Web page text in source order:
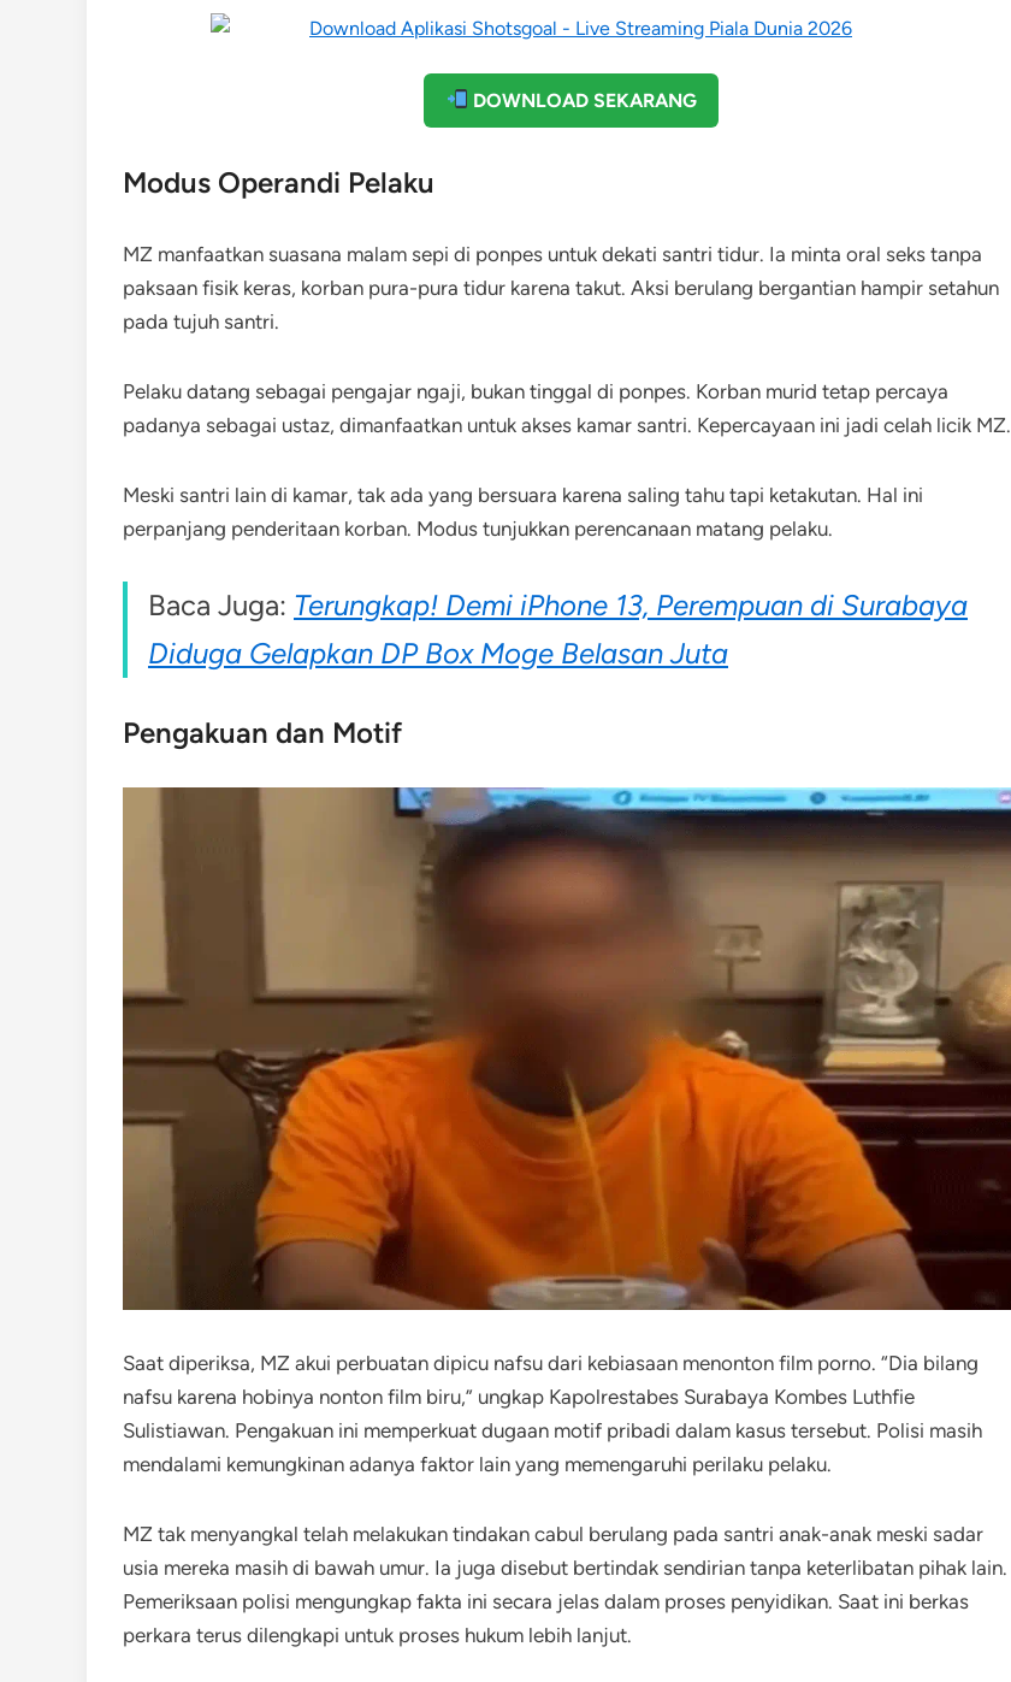
DOWNLOAD SEKARANG
Modus Operandi Pelaku
MZ manfaatkan suasana malam sepi di ponpes untuk dekati santri tidur. Ia minta oral seks tanpa
paksaan fisik keras, korban pura-pura tidur karena takut. Aksi berulang bergantian hampir setahun
pada tujuh santri.
Pelaku datang sebagai pengajar ngaji, bukan tinggal di ponpes. Korban murid tetap percaya
padanya sebagai ustaz, dimanfaatkan untuk akses kamar santri. Kepercayaan ini jadi celah licik MZ.
Meski santri lain di kamar, tak ada yang bersuara karena saling tahu tapi ketakutan. Hal ini
perpanjang penderitaan korban. Modus tunjukkan perencanaan matang pelaku.
Baca Juga: Terungkap! Demi iPhone 13, Perempuan di Surabaya
Diduga Gelapkan DP Box Moge Belasan Juta
Pengakuan dan Motif
Saat diperiksa, MZ akui perbuatan dipicu nafsu dari kebiasaan menonton film porno. “Dia bilang
nafsu karena hobinya nonton film biru,” ungkap Kapolrestabes Surabaya Kombes Luthfie
Sulistiawan. Pengakuan ini memperkuat dugaan motif pribadi dalam kasus tersebut. Polisi masih
mendalami kemungkinan adanya faktor lain yang memengaruhi perilaku pelaku.
MZ tak menyangkal telah melakukan tindakan cabul berulang pada santri anak-anak meski sadar
usia mereka masih di bawah umur. Ia juga disebut bertindak sendirian tanpa keterlibatan pihak lain.
Pemeriksaan polisi mengungkap fakta ini secara jelas dalam proses penyidikan. Saat ini berkas
perkara terus dilengkapi untuk proses hukum lebih lanjut.